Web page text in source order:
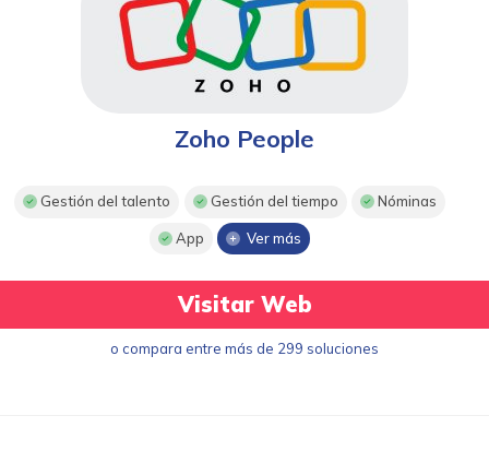
Zoho People
Gestión del talento Gestión del tiempo Nóminas
App Ver más
Visitar Web
o compara entre más de 299 soluciones